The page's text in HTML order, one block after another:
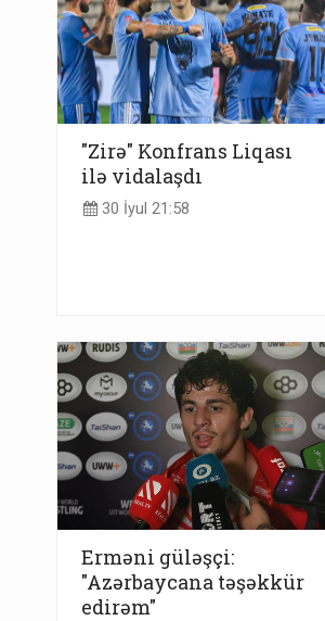
"Zirə" Konfrans Liqası
ilə vidalaşdı
30 İyul 21:58
Erməni güləşçi:
"Azərbaycana təşəkkür
edirəm"